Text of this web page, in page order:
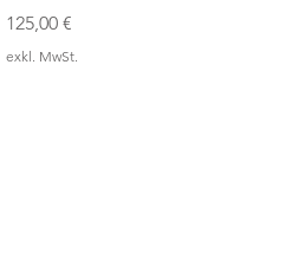
Preis
125,00 €
exkl. MwSt.